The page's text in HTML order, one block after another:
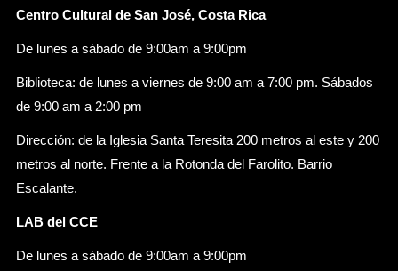
Centro Cultural de San José, Costa Rica
De lunes a sábado de 9:00am a 9:00pm
Biblioteca: de lunes a viernes de 9:00 am a 7:00 pm. Sábados
de 9:00 am a 2:00 pm
Dirección: de la Iglesia Santa Teresita 200 metros al este y 200
metros al norte. Frente a la Rotonda del Farolito. Barrio
Escalante.
LAB del CCE
De lunes a sábado de 9:00am a 9:00pm